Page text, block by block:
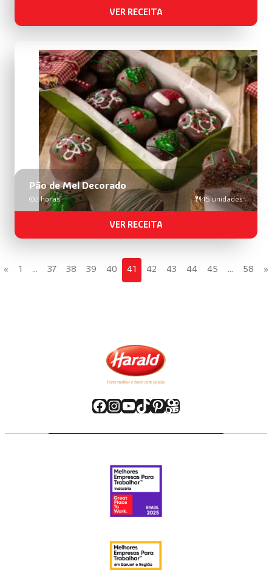
VER RECEITA
Pão de Mel Decorado
2 horas 45 unidades
VER RECEITA
« 1 … 37 38 39 40 41 42 43 44 45 … 58 »
Facebook
Instagram
Youtube
TikTok
Pinterest
Kwai